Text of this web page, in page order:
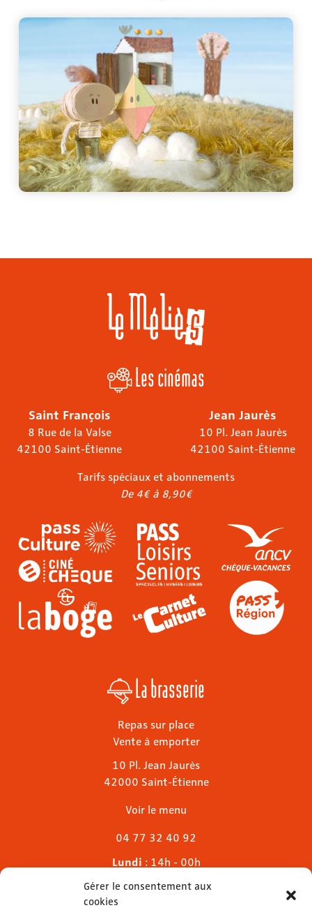
Gérer le consentement aux
cookies
Les cinémas
Saint François
8 Rue de la Valse
42100 Saint-Étienne
Jean Jaurès
10 Pl. Jean Jaurès
42100 Saint-Étienne
Tarifs spéciaux et abonnements
De 4€ à 8,90€
La brasserie
Repas sur place
Vente à emporter
10 Pl. Jean Jaurès
42000 Saint-Étienne
Voir le menu
04 77 32 40 92
Lundi : 14h - 00h
Mardi & mercredi
Jeudi